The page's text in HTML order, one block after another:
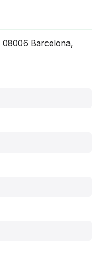
08006 Barcelona,